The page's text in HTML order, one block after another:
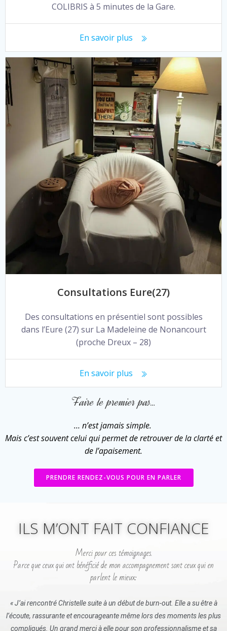
COLIBRIS à 5 minutes de la Gare.
En savoir plus
Consultations Eure(27)
Des consultations en présentiel sont possibles
dans l’Eure (27) sur La Madeleine de Nonancourt
(proche Dreux – 28)
En savoir plus
Faire le premier pas…
… n’est jamais simple.
Mais c’est souvent celui qui permet de retrouver de la clarté et
de l’apaisement.
PRENDRE RENDEZ-VOUS POUR EN PARLER
ILS M’ONT FAIT CONFIANCE
Merci pour ces témoignages.
Parce que ceux qui ont bénéficié de mon accompagnement sont ceux qui en
parlent le mieux:
« J’ai rencontré Christelle suite à un début de burn-out. Elle a su être à
l’écoute, rassurante et encourageante même lors des moments les plus
compliqués. Un grand merci à elle pour son professionnalisme et sa